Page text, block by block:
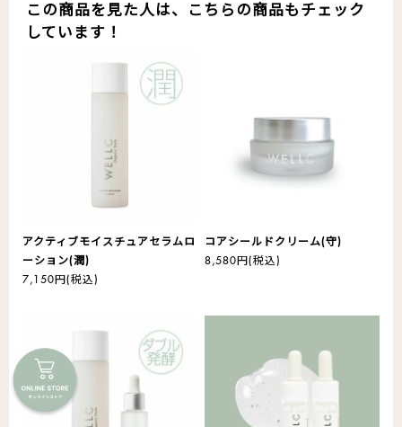
この商品を見た人は、こちらの商品もチェック
しています！
アクティブモイスチュアセラムロ
ーション(潤)
7,150円 (税込)
コアシールドクリーム(守)
8,580円 (税込)